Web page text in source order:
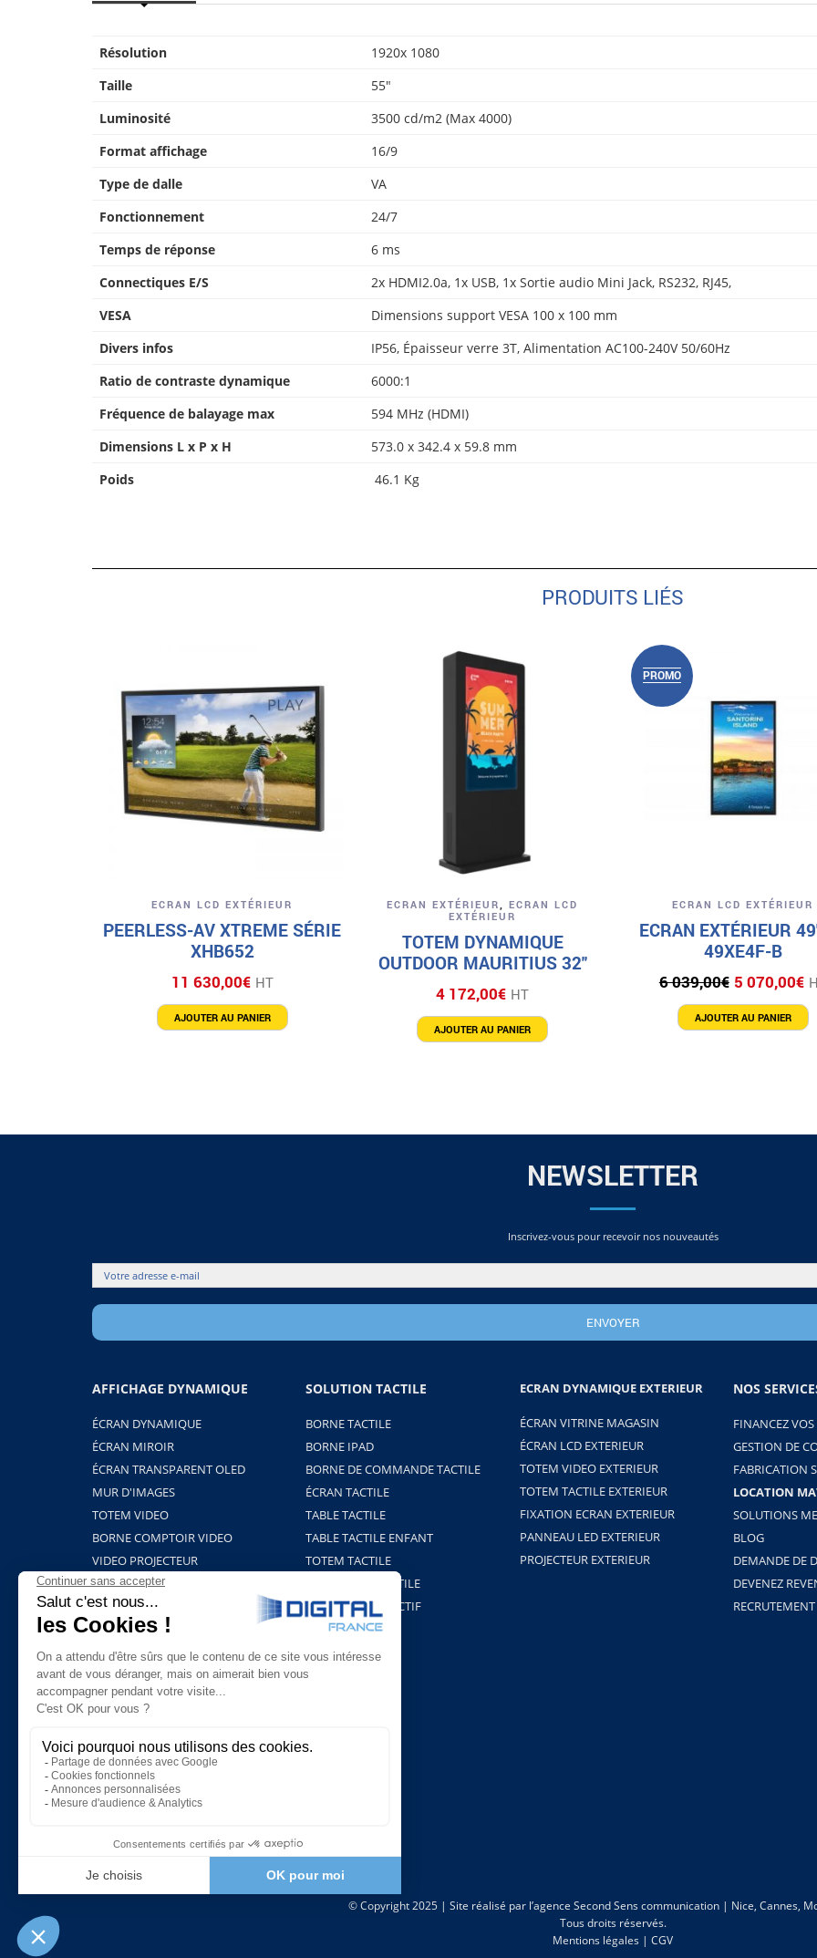
Résolution
1920x 1080
Taille
55″
Luminosité
3500 cd/m2 (Max 4000)
Format affichage
16/9
Type de dalle
VA
Fonctionnement
24/7
Temps de réponse
6 ms
Connectiques E/S
2x HDMI2.0a, 1x USB, 1x Sortie audio Mini Jack, RS232, RJ45,
VESA
Dimensions support VESA 100 x 100 mm
Divers infos
IP56, Épaisseur verre 3T, Alimentation AC100-240V 50/60Hz
Ratio de contraste dynamique
6000:1
Fréquence de balayage max
594 MHz (HDMI)
Dimensions L x P x H
573.0 x 342.4 x 59.8 mm
Poids
46.1 Kg
PRODUITS LIÉS
ECRAN LCD EXTÉRIEUR
PEERLESS-AV XTREME SÉRIE
XHB652
11 630,00€ HT
AJOUTER AU PANIER
ECRAN EXTÉRIEUR,ECRAN LCD
EXTÉRIEUR
TOTEM DYNAMIQUE
OUTDOOR MAURITIUS 32″
4 172,00€ HT
AJOUTER AU PANIER
PROMO
ECRAN LCD EXTÉRIEUR
ECRAN EXTÉRIEUR
49XE4F-B
6 039,00€ Le
prix
initial
5 070,00€
AJOUTER AU PANIER
NEWSLETTER
Inscrivez-vous pour recevoir nos nouveautés
AFFICHAGE DYNAMIQUE
ÉCRAN DYNAMIQUE
ÉCRAN MIROIR
ÉCRAN TRANSPARENT OLED
MUR D'IMAGES
TOTEM VIDEO
BORNE COMPTOIR VIDEO
VIDEO PROJECTEUR
BORNE HOLOGRAMME
SUPPORTS ET FIXATIONS
PLAYERS & LOGICIELS
SOLUTION TACTILE
BORNE TACTILE
BORNE IPAD
BORNE DE COMMANDE TACTILE
ÉCRAN TACTILE
TABLE TACTILE
TABLE TACTILE ENFANT
TOTEM TACTILE
PROJECTION TACTILE
TABLEAU INTERACTIF
BORNE COVID-19
ECRAN DYNAMIQUE EXTERIEUR
ÉCRAN VITRINE MAGASIN
ÉCRAN LCD EXTERIEUR
TOTEM VIDEO EXTERIEUR
TOTEM TACTILE EXTERIEUR
FIXATION ECRAN EXTERIEUR
PANNEAU LED EXTERIEUR
PROJECTEUR EXTERIEUR
NOS
FINANCEZ
GESTION DE
FABRICATION
LOCATION
SOLUTIONS
BLOG
DEMANDE DE
DEVENEZ
RECRUTEMENT
© Copyright 2025 | Site réalisé par l’agence Second Sens communication | Nice, Cannes,
Tous droits réservés.
Mentions légales | CGV